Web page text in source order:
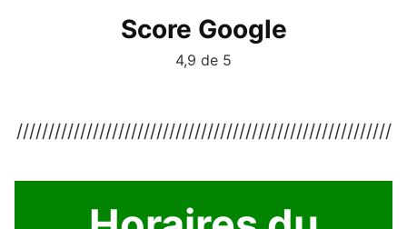
Score Google
4,9 de 5
///////////////////////////////////////////////////////////